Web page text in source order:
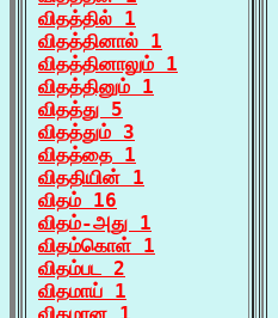
விதத்தில் 1
விதத்தினால் 1
விதத்தினாலும் 1
விதத்தினும் 1
விதத்து 5
விதத்தும் 3
விதத்தை 1
விததியின் 1
விதம் 16
விதம்-அது 1
விதம்கொள் 1
விதம்பட 2
விதமாய் 1